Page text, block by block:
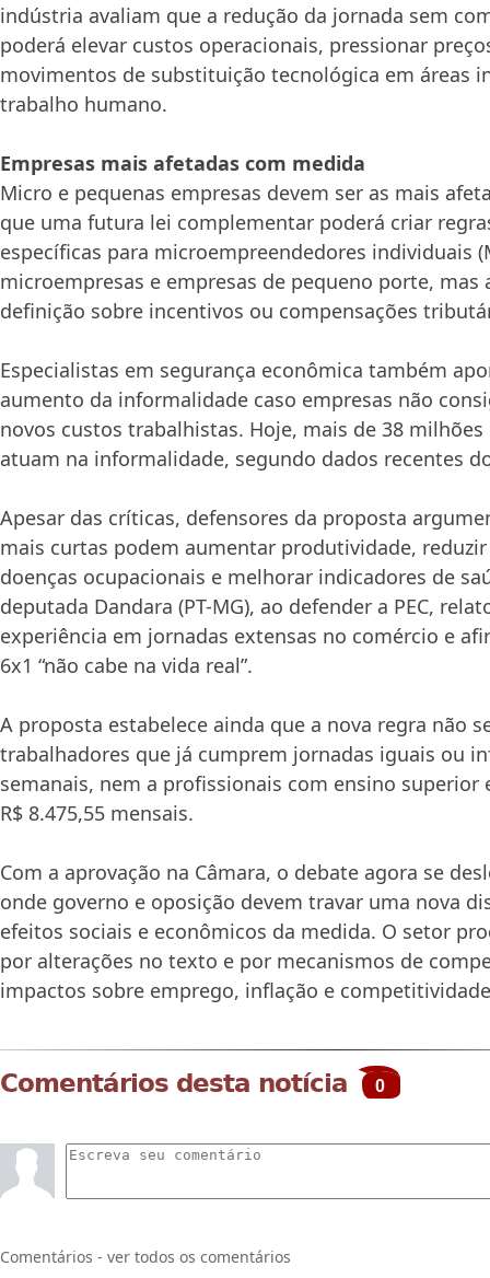
indústria avaliam que a redução da jornada sem
poderá elevar custos operacionais, pressionar
movimentos de substituição tecnológica em áreas
trabalho humano.
Empresas mais afetadas com medida
Micro e pequenas empresas devem ser as mais
que uma futura lei complementar poderá criar
específicas para microempreendedores individuais
microempresas e empresas de pequeno porte, mas
definição sobre incentivos ou compensações
Especialistas em segurança econômica também
aumento da informalidade caso empresas não
novos custos trabalhistas. Hoje, mais de 38
atuam na informalidade, segundo dados recentes
Apesar das críticas, defensores da proposta
mais curtas podem aumentar produtividade,
doenças ocupacionais e melhorar indicadores de
deputada Dandara (PT-MG), ao defender a PEC,
experiência em jornadas extensas no comércio e
6x1 “não cabe na vida real”.
A proposta estabelece ainda que a nova regra não
trabalhadores que já cumprem jornadas iguais ou
semanais, nem a profissionais com ensino superior
R$ 8.475,55 mensais.
Com a aprovação na Câmara, o debate agora se
onde governo e oposição devem travar uma nova
efeitos sociais e econômicos da medida. O setor
por alterações no texto e por mecanismos de
impactos sobre emprego, inflação e
Comentários desta notícia 0
Comentários - ver todos os comentários